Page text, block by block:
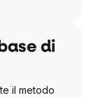
di
il metodo